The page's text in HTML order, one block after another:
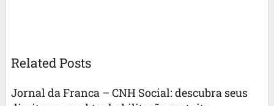
Related Posts
Jornal da Franca – CNH Social: descubra seus